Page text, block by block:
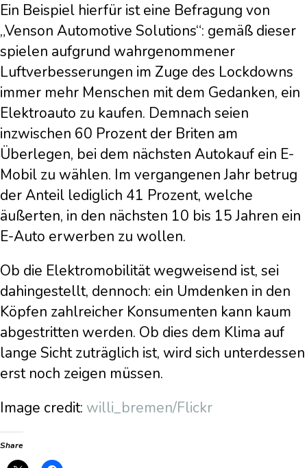
Ein Beispiel hierfür ist eine Befragung von
„Venson Automotive Solutions“: gemäß dieser
spielen aufgrund wahrgenommener
Luftverbesserungen im Zuge des Lockdowns
immer mehr Menschen mit dem Gedanken, ein
Elektroauto zu kaufen. Demnach seien
inzwischen 60 Prozent der Briten am
Überlegen, bei dem nächsten Autokauf ein E-
Mobil zu wählen. Im vergangenen Jahr betrug
der Anteil lediglich 41 Prozent, welche
äußerten, in den nächsten 10 bis 15 Jahren ein
E-Auto erwerben zu wollen.
Ob die Elektromobilität wegweisend ist, sei
dahingestellt, dennoch: ein Umdenken in den
Köpfen zahlreicher Konsumenten kann kaum
abgestritten werden. Ob dies dem Klima auf
lange Sicht zuträglich ist, wird sich unterdessen
erst noch zeigen müssen.
Image credit: willi_bremen/Flickr
Share